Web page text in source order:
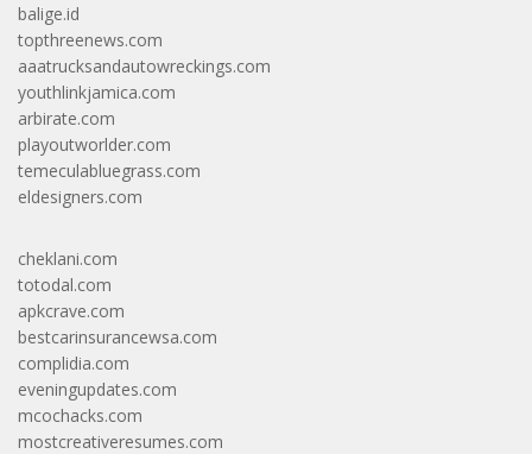
balige.id
topthreenews.com
aaatrucksandautowreckings.com
youthlinkjamica.com
arbirate.com
playoutworlder.com
temeculabluegrass.com
eldesigners.com
cheklani.com
totodal.com
apkcrave.com
bestcarinsurancewsa.com
complidia.com
eveningupdates.com
mcochacks.com
mostcreativeresumes.com